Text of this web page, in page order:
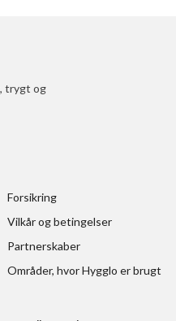
trygt og
Forsikring
Vilkår og betingelser
Partnerskaber
Områder, hvor Hygglo er brugt